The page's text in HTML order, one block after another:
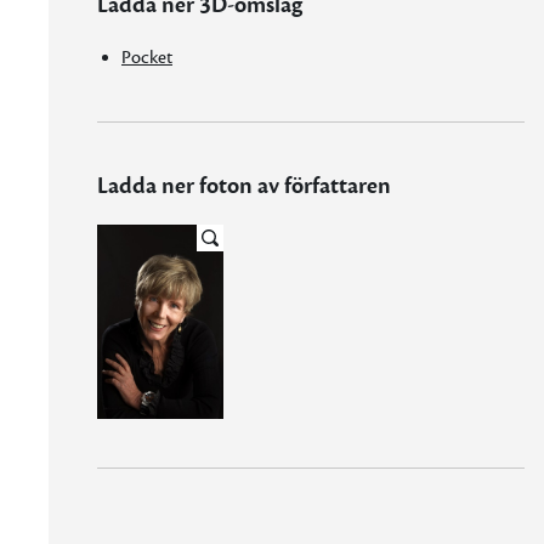
Pocket
Ladda ner foton av författaren